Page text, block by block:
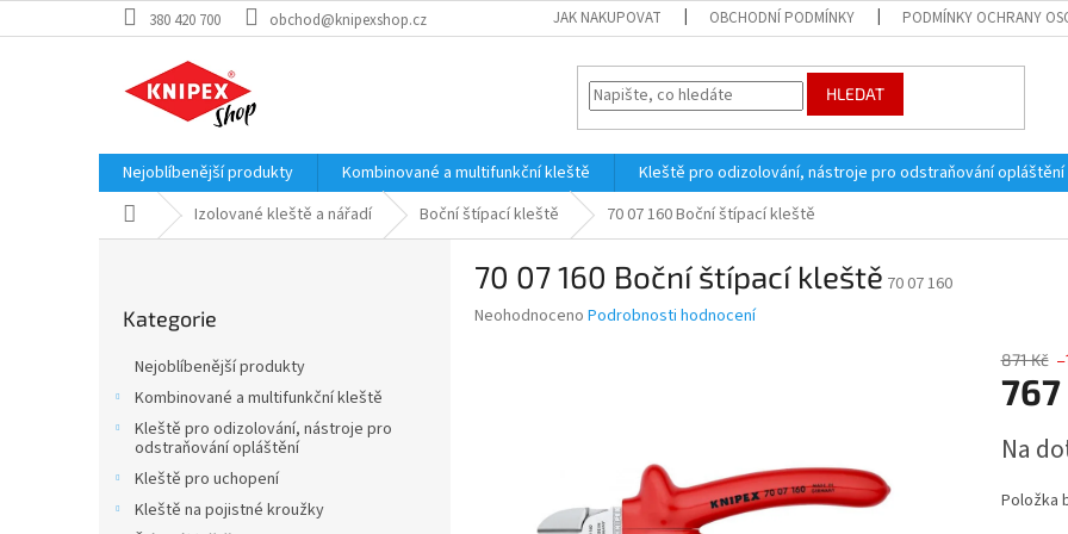
na
380 420 700 obchod@knipexshop.cz JAK NAKUPOVAT OBCHODNÍ PODMÍNKY PODMÍNKY OCHRANY
HLEDAT
Nejoblíbenější produkty Kombinované a multifunkční kleště Kleště pro odizolování, nástroje pro odstraňování opláštění
Domů Izolované kleště a nářadí Boční štípací kleště 70 07 160 Boční štípací kleště
kategorie
Kategorie
Nejoblíbenější produkty
Kombinované a multifunkční kleště
Kleště pro odizolování, nástroje pro
odstraňování opláštění
Kleště pro uchopení
Kleště na pojistné kroužky
70 07 160 Boční štípací kleště 70 07 160
Průměrné
Neohodnoceno Podrobnosti hodnocení
871 Kč
767
cena:
Na
Položka